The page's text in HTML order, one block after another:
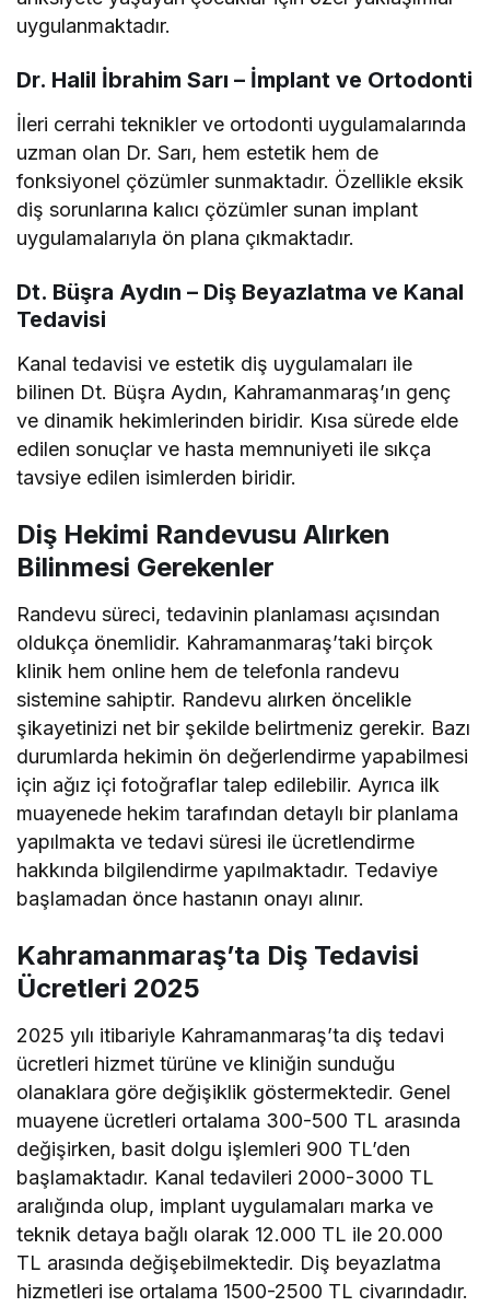
uygulanmaktadır.
Dr. Halil İbrahim Sarı – İmplant ve Ortodonti
İleri cerrahi teknikler ve ortodonti uygulamalarında
uzman olan Dr. Sarı, hem estetik hem de
fonksiyonel çözümler sunmaktadır. Özellikle eksik
diş sorunlarına kalıcı çözümler sunan implant
uygulamalarıyla ön plana çıkmaktadır.
Dt. Büşra Aydın – Diş Beyazlatma ve Kanal
Tedavisi
Kanal tedavisi ve estetik diş uygulamaları ile
bilinen Dt. Büşra Aydın, Kahramanmaraş’ın genç
ve dinamik hekimlerinden biridir. Kısa sürede elde
edilen sonuçlar ve hasta memnuniyeti ile sıkça
tavsiye edilen isimlerden biridir.
Diş Hekimi Randevusu Alırken
Bilinmesi Gerekenler
Randevu süreci, tedavinin planlaması açısından
oldukça önemlidir. Kahramanmaraş’taki birçok
klinik hem online hem de telefonla randevu
sistemine sahiptir. Randevu alırken öncelikle
şikayetinizi net bir şekilde belirtmeniz gerekir. Bazı
durumlarda hekimin ön değerlendirme yapabilmesi
için ağız içi fotoğraflar talep edilebilir. Ayrıca ilk
muayenede hekim tarafından detaylı bir planlama
yapılmakta ve tedavi süresi ile ücretlendirme
hakkında bilgilendirme yapılmaktadır. Tedaviye
başlamadan önce hastanın onayı alınır.
Kahramanmaraş’ta Diş Tedavisi
Ücretleri 2025
2025 yılı itibariyle Kahramanmaraş’ta diş tedavi
ücretleri hizmet türüne ve kliniğin sunduğu
olanaklara göre değişiklik göstermektedir. Genel
muayene ücretleri ortalama 300-500 TL arasında
değişirken, basit dolgu işlemleri 900 TL’den
başlamaktadır. Kanal tedavileri 2000-3000 TL
aralığında olup, implant uygulamaları marka ve
teknik detaya bağlı olarak 12.000 TL ile 20.000
TL arasında değişebilmektedir. Diş beyazlatma
hizmetleri ise ortalama 1500-2500 TL civarındadır.